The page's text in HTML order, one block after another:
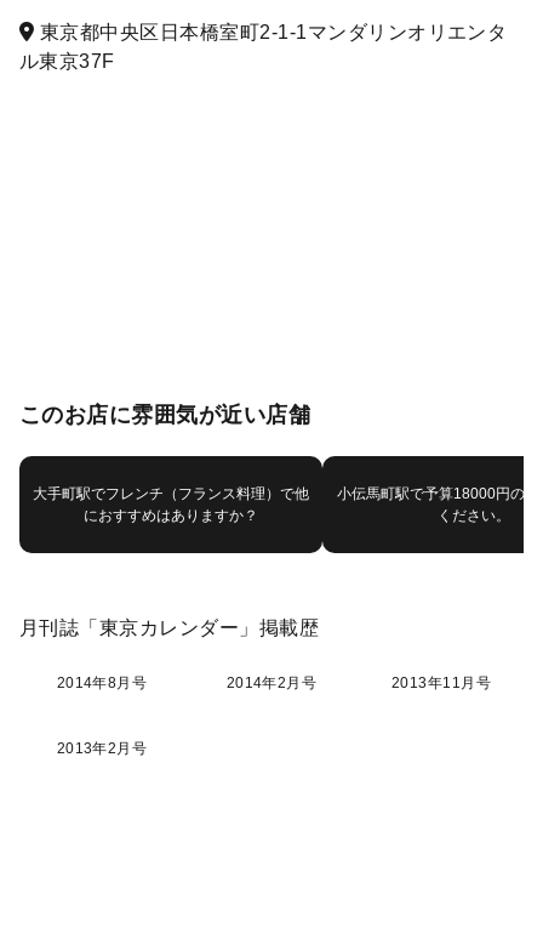
東京都中央区日本橋室町2-1-1マンダリンオリエンタ
ル東京37F
このお店に雰囲気が近い店舗
大手町駅でフレンチ（フランス料理）で他
におすすめはありますか？
小伝馬町駅で予算18000円のお
ください。
月刊誌「東京カレンダー」掲載歴
2014年8月号 2014年2月号 2013年11月号
2013年2月号